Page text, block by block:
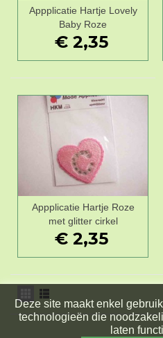
Appplicatie Hartje Lovely
Baby Roze
€ 2,35
Appplicatie Hartje Roze
met glitter cirkel
€ 2,35
Deze site maakt enkel
technologieën die
laten